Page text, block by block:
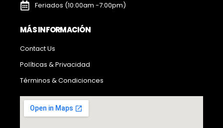
Feriados (10:00am -7:00pm)
MÁS INFORMACIÓN
Contact Us
Políticas & Privacidad
Términos & Condicionces